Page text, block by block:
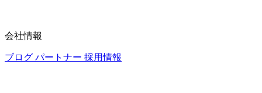
会社情報
ブログ パートナー 採用情報